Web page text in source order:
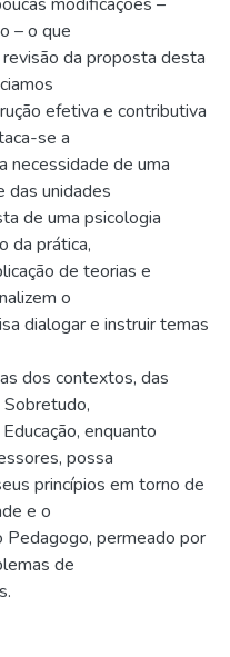
– o que
da proposta desta
efetiva e contributiva
se a
necessidade de uma
das unidades
de uma psicologia
da prática,
de teorias e
o
dialogar e instruir temas
dos contextos, das
Sobretudo,
enquanto
possa
princípios em torno de
e o
Pedagogo, permeado por
de